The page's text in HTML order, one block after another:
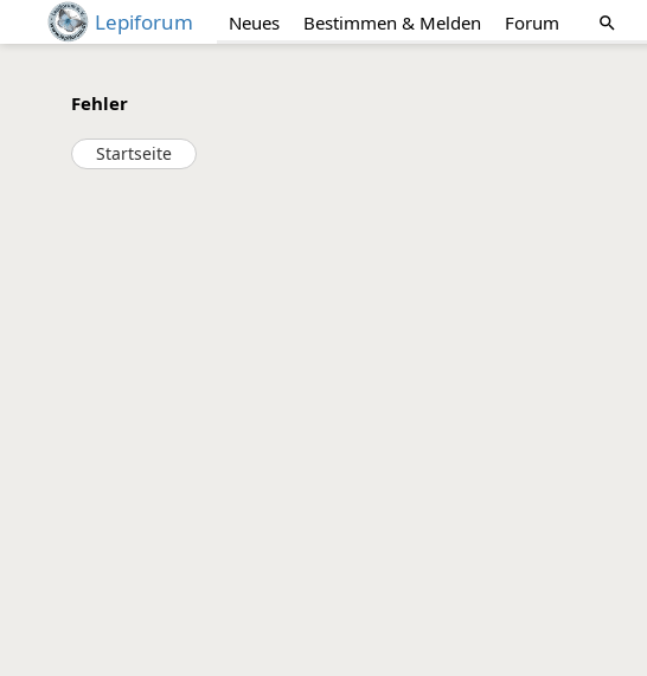
Lepiforum Neues Bestimmen & Melden Forum search
Fehler
Startseite